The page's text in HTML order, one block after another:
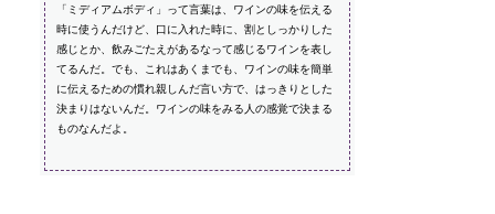
「ミディアムボディ」って言葉は、ワインの味を伝える
時に使うんだけど、口に入れた時に、割としっかりした
感じとか、飲みごたえがあるなって感じるワインを表し
てるんだ。でも、これはあくまでも、ワインの味を簡単
に伝えるための慣れ親しんだ言い方で、はっきりとした
決まりはないんだ。ワインの味をみる人の感覚で決まる
ものなんだよ。